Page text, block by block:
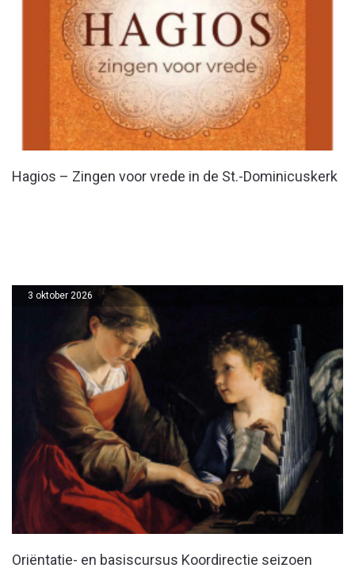
Hagios – Zingen voor vrede in de St.-Dominicuskerk
Oriëntatie- en basiscursus Koordirectie seizoen
3 oktober 2026